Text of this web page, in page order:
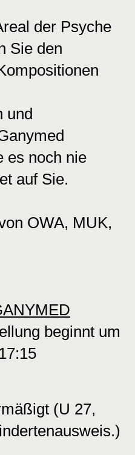
der Psyche
Sie den
und
es noch nie
auf Sie.
OWA, MUK,
beginnt um
(U 27,